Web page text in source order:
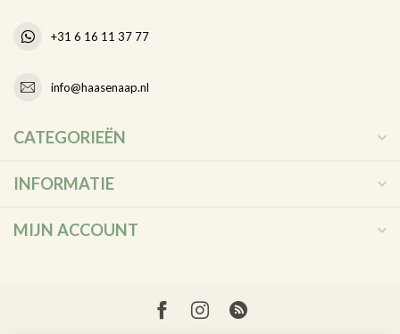
+31 6 16 11 37 77
info@haasenaap.nl
CATEGORIEËN
INFORMATIE
MIJN ACCOUNT